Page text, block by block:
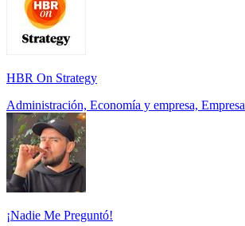
HBR On Strategy
Administración, Economía y empresa, Empresa
¡Nadie Me Preguntó!